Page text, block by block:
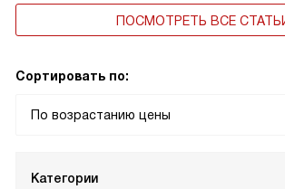
ПОСМОТРЕТЬ ВСЕ
Сортировать по:
По возрастанию цены
Категории